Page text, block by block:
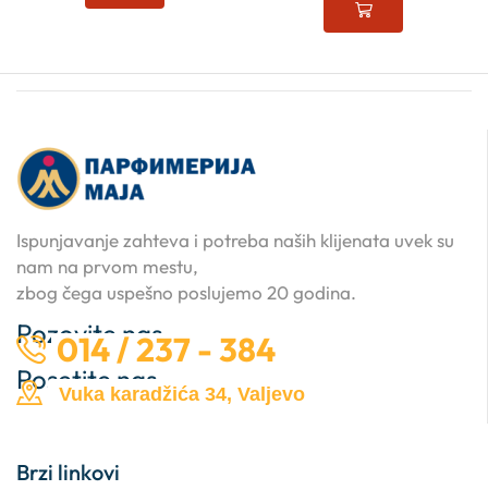
Ispunjavanje zahteva i potreba naših klijenata uvek su
nam na prvom mestu,
zbog čega uspešno poslujemo 20 godina.
Pozovite nas …
014 / 237 - 384
Posetite nas …
Vuka karadžića 34, Valjevo
Brzi linkovi